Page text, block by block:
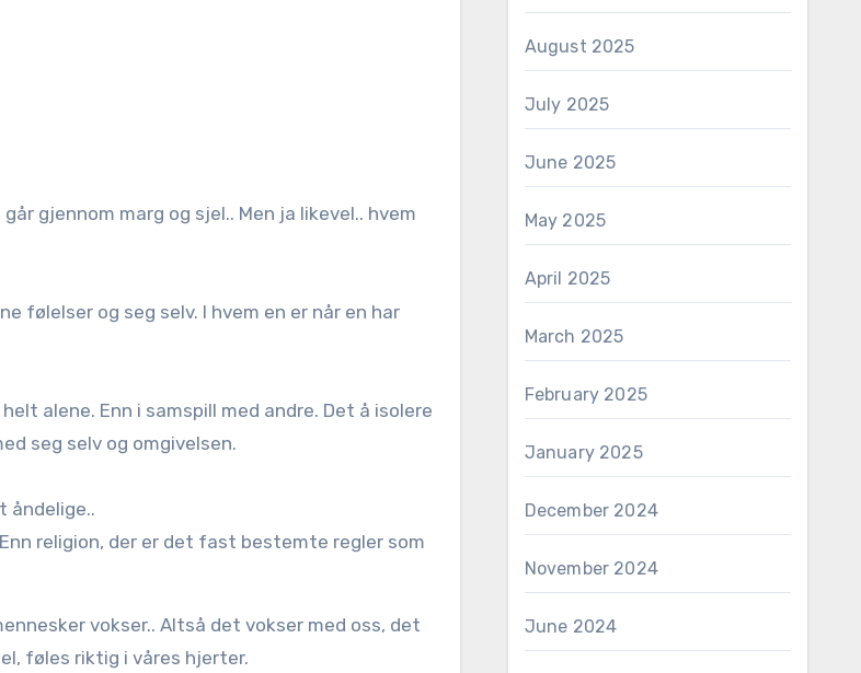
gjennom marg og sjel.. Men ja likevel.. hvem
følelser og seg selv. I hvem en er når en har
alene. Enn i samspill med andre. Det å isolere
seg selv og omgivelsen.
åndelige..
religion, der er det fast bestemte regler som
vokser.. Altså det vokser med oss, det
føles riktig i våres hjerter.
August 2025
July 2025
June 2025
May 2025
April 2025
March 2025
February 2025
January 2025
December 2024
November 2024
June 2024